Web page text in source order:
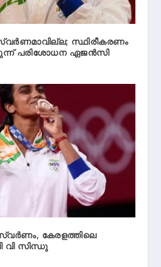
സ്ഥിരീകരണം
പരിശോധന ഏജന്‍സി
കേരളത്തിലെ
വി സിന്ധു